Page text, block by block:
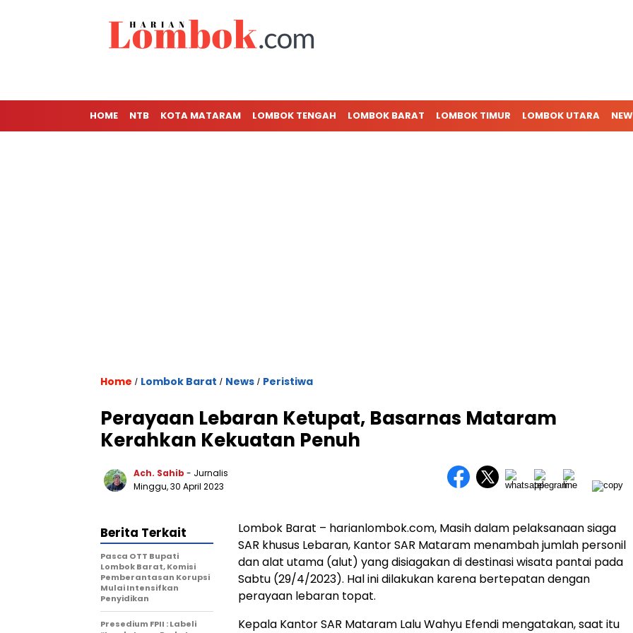
HOME NTB KOTA MATARAM LOMBOK TENGAH LOMBOK BARAT LOMBOK TIMUR LOMBOK UTARA
Home / Lombok Barat / News / Peristiwa
Perayaan Lebaran Ketupat, Basarnas Mataram
Kerahkan Kekuatan Penuh
Ach. Sahib - Jurnalis
Minggu, 30 April 2023
Lombok Barat – harianlombok.com, Masih dalam pelaksanaan siaga
SAR khusus Lebaran, Kantor SAR Mataram menambah jumlah personil
dan alat utama (alut) yang disiagakan di destinasi wisata pantai pada
Sabtu (29/4/2023). Hal ini dilakukan karena bertepatan dengan
perayaan lebaran topat.
Kepala Kantor SAR Mataram Lalu Wahyu Efendi mengatakan, saat itu
Berita Terkait
Pasca OTT Bupati
Lombok Barat, Komisi
Pemberantasan Korupsi
Mulai Intensifkan
Penyidikan
Presedium FPII : Labeli